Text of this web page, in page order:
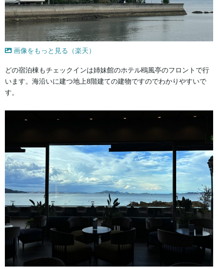
画像をもっと見る（楽天）
どの宿泊棟もチェックインは姉妹館のホテル鴎風亭のフロントで行
います。海沿いに建つ地上8階建ての建物ですのでわかりやすいで
す。